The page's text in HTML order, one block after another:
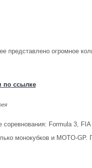
огромное
по ссылке
Formula 3, FIA
монокубков и MOTO-